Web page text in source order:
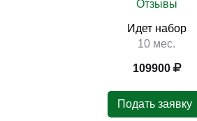
Отзывы
Идет набор
10 мес.
109900
Подать заявку